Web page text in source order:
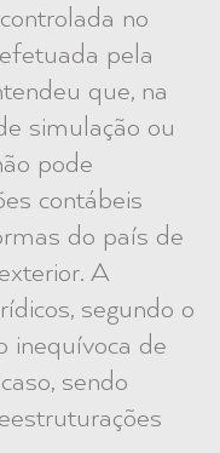
no
pela
que, na
simulação ou
pode
contábeis
do país de
A
segundo o
inequívoca de
sendo